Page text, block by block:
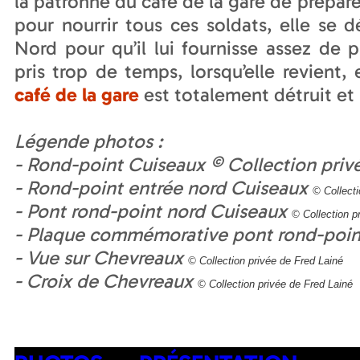
pour nourrir tous ces soldats, elle se
Nord pour qu’il lui fournisse assez de
pris trop de temps, lorsqu’elle
café de la gare est totalement détruit et
Légende photos :
- Rond-point Cuiseaux © Collection
- Rond-point entrée nord Cuiseaux ©
- Pont rond-point nord Cuiseaux © Collection
- Plaque commémorative pont rond-
- Vue sur Chevreaux © Collection privée de Fred Lainé
- Croix de Chevreaux © Collection privée de Fred Lainé